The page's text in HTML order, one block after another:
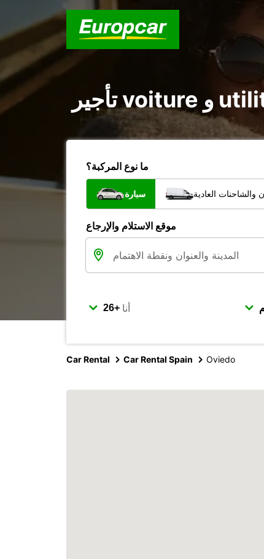
ما نوع المركبة؟
سيارة والشاحنات العادية
موقع الاستلام والإرجاع
أنا
Car Rental Car Rental Spain Oviedo